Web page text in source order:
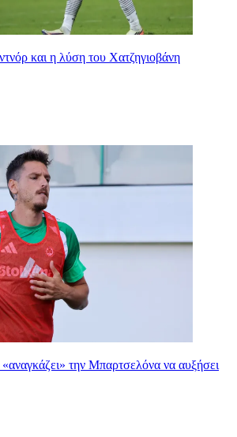
και η λύση του Χατζηγιοβάνη
την Μπαρτσελόνα να αυξήσει